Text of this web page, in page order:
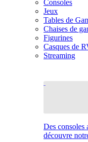
Consoles
Jeux
Tables de
Chaises de
Figurines
Casques de
Streaming
Des consoles
découvre